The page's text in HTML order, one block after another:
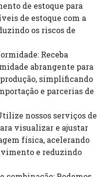
de estoque para
de estoque com a
os riscos de
Receba
abrangente para
simplificando
e parcerias de
nossos serviços de
visualizar e ajustar
física, acelerando
e reduzindo